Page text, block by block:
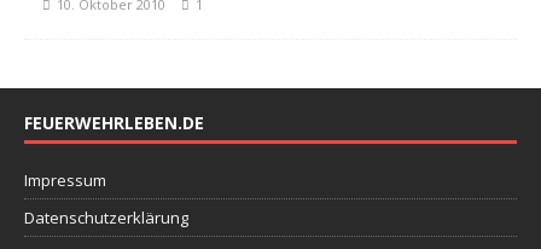
10. Oktober 2010 1
FEUERWEHRLEBEN.DE
Impressum
Datenschutzerklärung